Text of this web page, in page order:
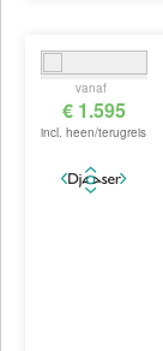
vanaf
€ 1.595
incl. heen/terugreis